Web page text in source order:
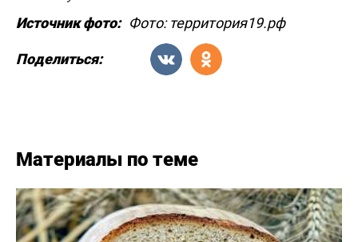
Источник фото: Фото: территория19.рф
Поделиться:
Материалы по теме